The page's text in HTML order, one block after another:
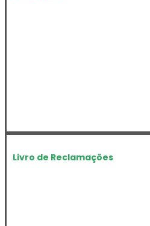
Livro de Reclamações